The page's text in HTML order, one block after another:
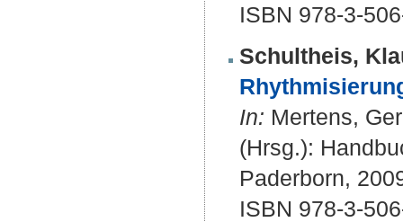
ISBN 978-3-
Schultheis,
In: Mertens,
(Hrsg.):
Paderborn,
ISBN 978-3-